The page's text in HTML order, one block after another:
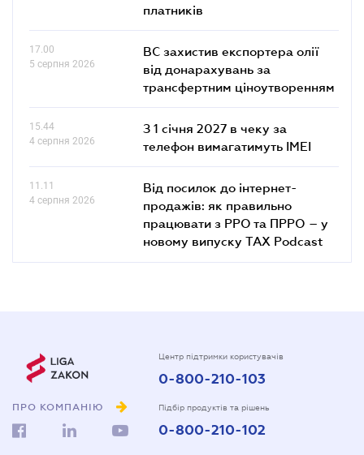
платників
17.00
5 серпня 2026
ВС захистив експортера олії
від донарахувань за
трансфертним ціноутворенням
15.44
4 серпня 2026
З 1 січня 2027 в чеку за
телефон вимагатимуть IMEI
11.11
4 серпня 2026
Від посилок до інтернет-
продажів: як правильно
працювати з РРО та ПРРО – у
новому випуску TAX Podcast
ПРО КОМПАНІЮ
Центр підтримки користувачів
0-800-210-103
Підбір продуктів та рішень
0-800-210-102